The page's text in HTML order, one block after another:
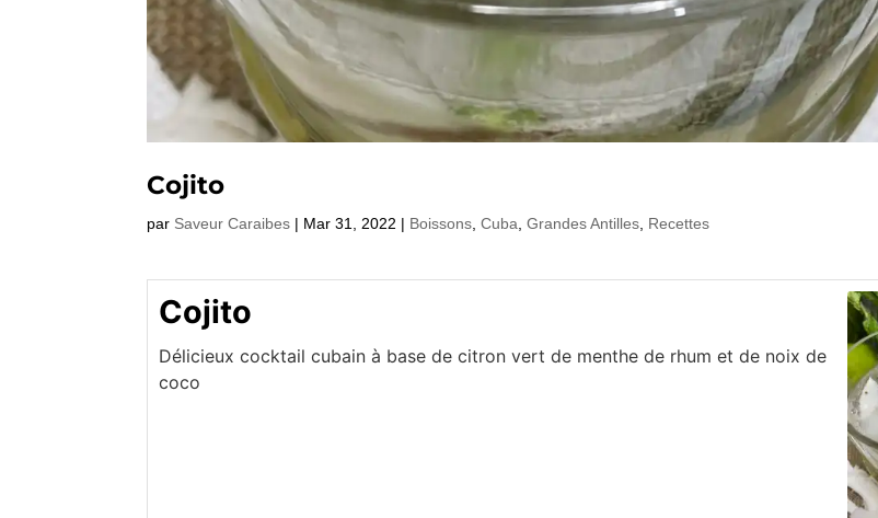
Cojito
par Saveur Caraibes | Mar 31, 2022 | Boissons ,Cuba ,Grandes Antilles Recettes
Cojito
Délicieux cocktail cubain à base de citron vert de menthe de rhum et de noix de
coco